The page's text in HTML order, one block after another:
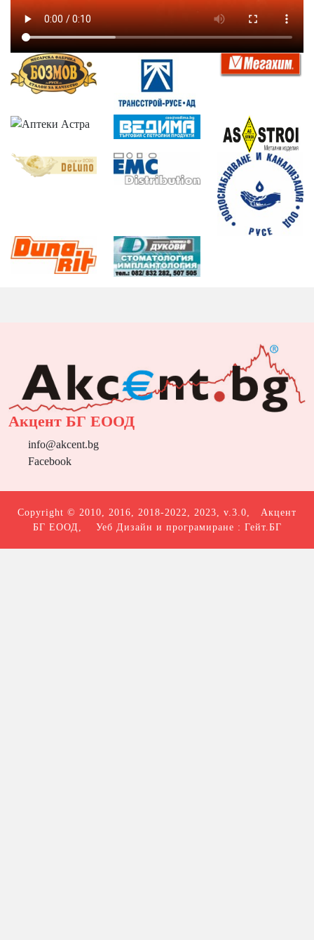
Акцент БГ ЕООД
info@akcent.bg
Facebook
Copyright © 2010, 2016, 2018-2022, 2023, v.3.0, Акцент
БГ ЕООД , Уеб Дизайн и програмиране : Гейт.БГ